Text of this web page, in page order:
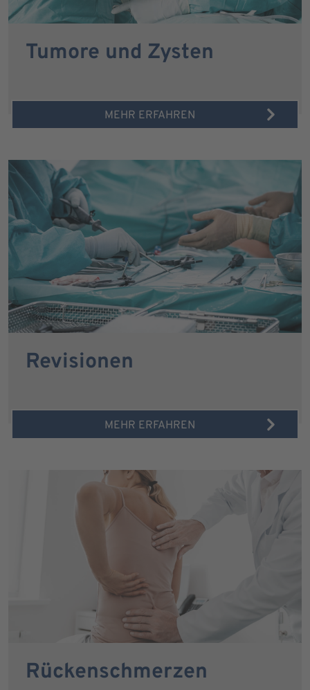
Tumore und Zysten
MEHR ERFAHREN
Revisionen
MEHR ERFAHREN
Rückenschmerzen